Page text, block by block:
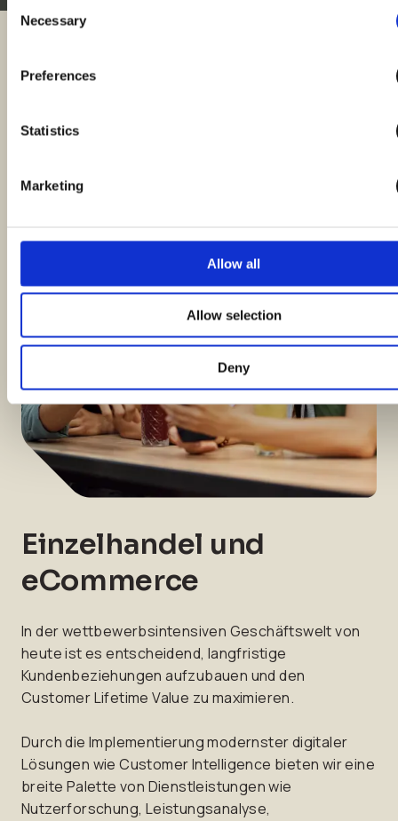
Selection
Necessary
Preferences
Statistics
Marketing
Allow all
Allow selection
Deny
Einzelhandel und
eCommerce
In der wettbewerbsintensiven Geschäftswelt von
heute ist es entscheidend, langfristige
Kundenbeziehungen aufzubauen und den
Customer Lifetime Value zu maximieren.
Durch die Implementierung modernster digitaler
Lösungen wie Customer Intelligence bieten wir eine
breite Palette von Dienstleistungen wie
Nutzerforschung, Leistungsanalyse,